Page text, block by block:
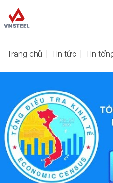
Trang chủ Tin tức Tin